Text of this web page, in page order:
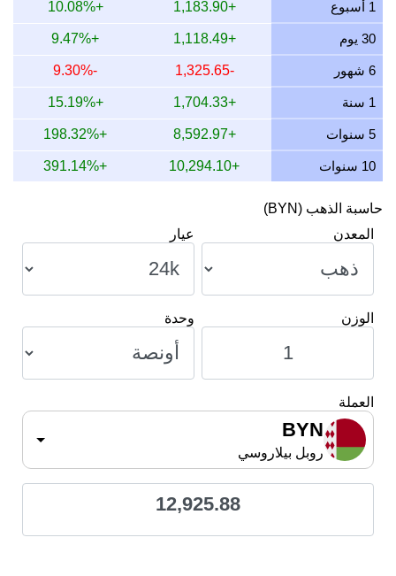
13 يوليو 2026
12 يوليو 2026
11 يوليو 2026
10 يوليو 2026
1 أسبوع +1,183.90
+10.08%
30 يوم +1,118.49
+9.47%
6 شهور -1,325.65
-9.30%
1 سنة +1,704.33
+15.19%
5 سنوات +8,592.97
+198.32%
10 سنوات +10,294.10
+391.14%
حاسبة الذهب (BYN)
المعدن
عيار
الوزن وحدة
العملة
BYN
روبل بيلاروسي
12,925.88